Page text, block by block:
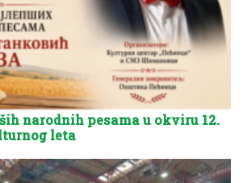
narodnih pesama u okviru 12.
leta